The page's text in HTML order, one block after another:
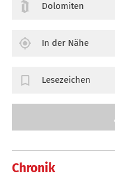
Chronik
Dolomiten
In der Nähe
Lesezeichen